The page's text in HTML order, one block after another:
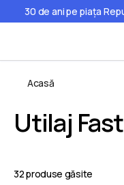
30 de ani pe piața
Acasă
Utilaj
32produse găsite